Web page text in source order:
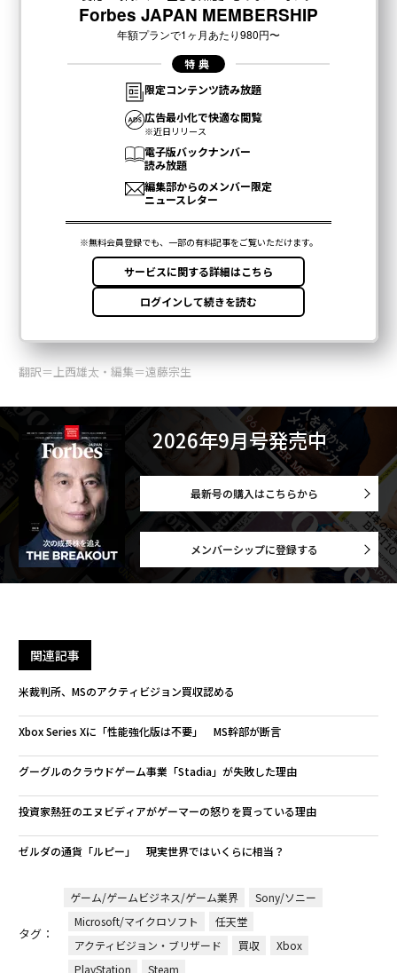
翻訳＝上西雄太・編集＝遠藤宗生
2026年9月号発売中
最新号の購入はこちらから
メンバーシップに登録する
関連記事
米裁判所、MSのアクティビジョン買収認める
Xbox Series Xに「性能強化版は不要」 MS幹部が断言
グーグルのクラウドゲーム事業「Stadia」が失敗した理由
投資家熱狂のエヌビディアがゲーマーの怒りを買っている理由
ゼルダの通貨「ルピー」 現実世界ではいくらに相当？
タグ：
ゲーム/ゲームビジネス/ゲーム業界
Sony/ソニー
Microsoft/マイクロソフト
任天堂
アクティビジョン・ブリザード
買収
Xbox
PlayStation
Steam